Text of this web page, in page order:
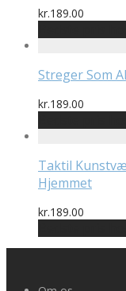
kr.189.00
Streger Som
kr.189.00
Taktil
Hjemmet
kr.189.00